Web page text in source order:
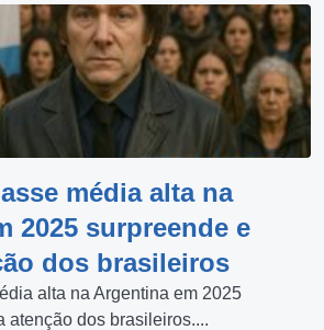
média alta na
2025 surpreende e
dos brasileiros
alta na Argentina em 2025
atenção dos brasileiros....